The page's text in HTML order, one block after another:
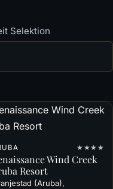
Selektion
★★★★
Wind Creek
Resort
(Aruba),